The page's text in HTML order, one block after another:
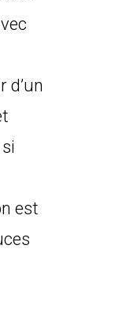
d’un
est